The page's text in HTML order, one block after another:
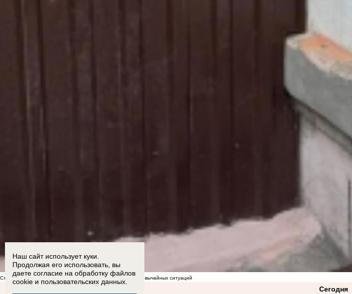
Стал известен список укрытий в Морозовске на случай чрезвычайных ситуаций
Сегодня
Наш сайт использует куки.
Продолжая его использовать, вы
даете согласие на обработку файлов
cookie и пользовательских данных.